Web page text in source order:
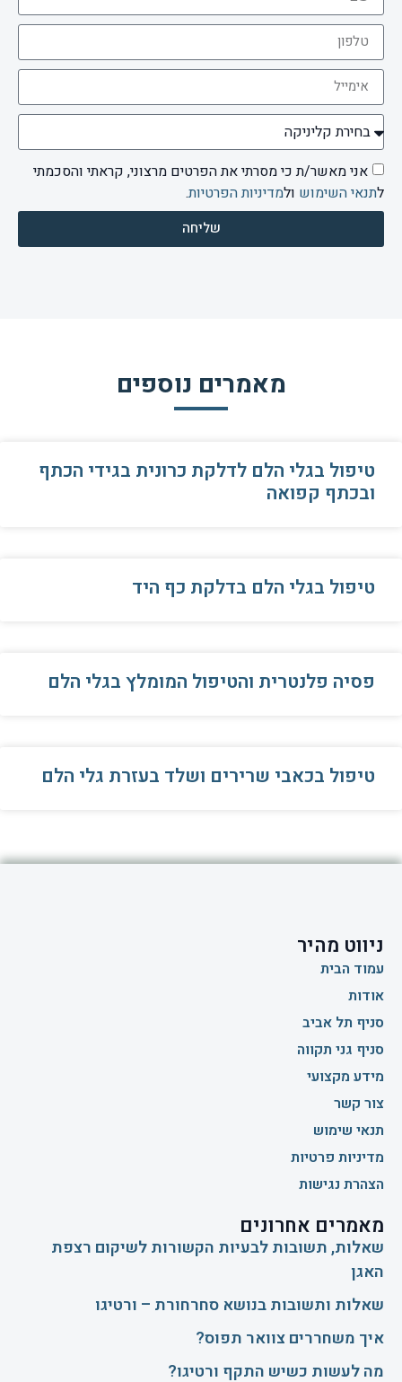
אני מאשר/ת כי מסרתי את הפרטים מרצוני, קראתי והסכמתי
לתנאי השימוש ולמדיניות הפרטיות.
שליחה
מאמרים נוספים
טיפול בגלי הלם לדלקת כרונית בגידי הכתף
ובכתף קפואה
טיפול בגלי הלם בדלקת כף היד
פסיה פלנטרית והטיפול המומלץ בגלי הלם
טיפול בכאבי שרירים ושלד בעזרת גלי הלם
ניווט מהיר
עמוד הבית
אודות
סניף תל אביב
סניף גני תקווה
מידע מקצועי
צור קשר
תנאי שימוש
מדיניות פרטיות
הצהרת נגישות
מאמרים אחרונים
שאלות, תשובות לבעיות הקשורות לשיקום רצפת
האגן
שאלות ותשובות בנושא סחרחורת – ורטיגו
איך משחררים צוואר תפוס?
​מה לעשות כשיש התקף ורטיגו?